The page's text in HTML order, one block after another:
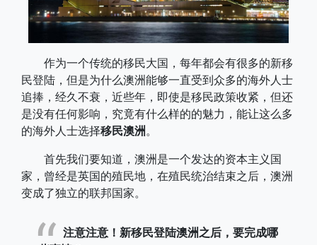
作为一个传统的移民大国，每年都会有很多的新移
民登陆，但是为什么澳洲能够一直受到众多的海外人士
追捧，经久不衰，近些年，即使是移民政策收紧，但还
是没有任何影响，究竟有什么样的的魅力，能让这么多
的海外人士选择移民澳洲。
首先我们要知道，澳洲是一个发达的资本主义国
家，曾经是英国的殖民地，在殖民统治结束之后，澳洲
变成了独立的联邦国家。
注意注意！新移民登陆澳洲之后，要完成哪